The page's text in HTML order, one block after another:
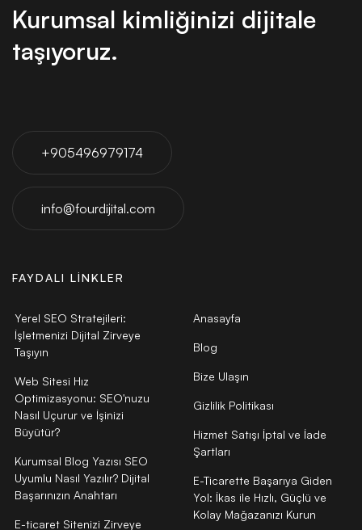
Kurumsal kimliğinizi dijitale
taşıyoruz.
+905496979174
info@fourdijital.com
FAYDALI LINKLER
Yerel SEO Stratejileri:
İşletmenizi Dijital Zirveye
Taşıyın
Web Sitesi Hız
Optimizasyonu: SEO'nuzu
Nasıl Uçurur ve İşinizi
Büyütür?
Kurumsal Blog Yazısı SEO
Uyumlu Nasıl Yazılır? Dijital
Başarınızın Anahtarı
E-ticaret Sitenizi Zirveye
Anasayfa
Blog
Bize Ulaşın
Gizlilik Politikası
Hizmet Satışı İptal ve İade
Şartları
E-Ticarette Başarıya Giden
Yol: İkas ile Hızlı, Güçlü ve
Kolay Mağazanızı Kurun